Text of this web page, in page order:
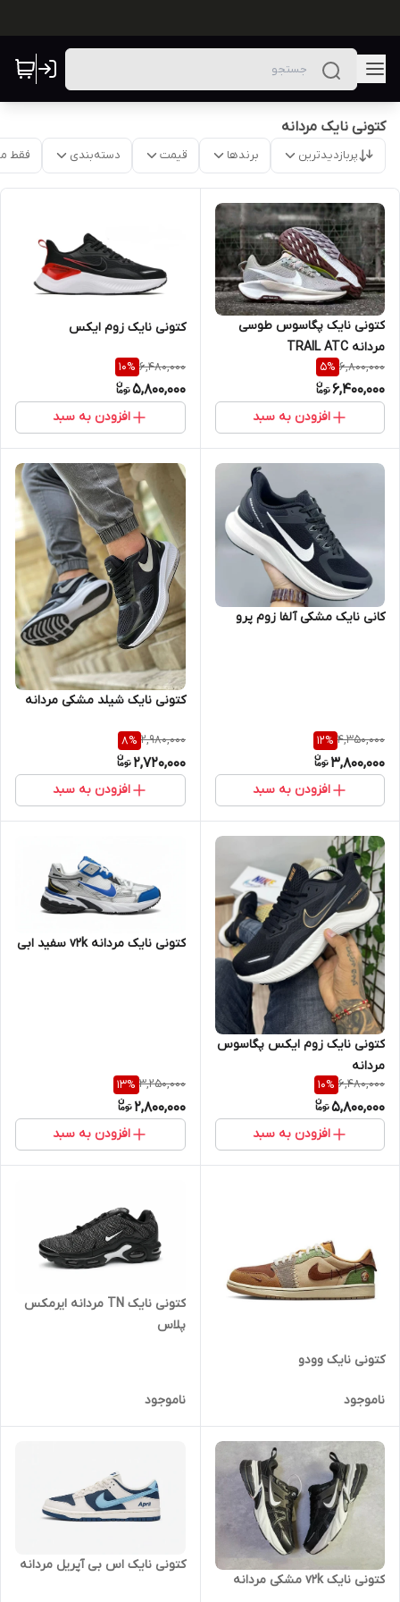
کتونی نایک مردانه
پربازدیدترین برندها قیمت دسته‌بندی فقط
کتونی نایک پگاسوس طوسی
مردانه TRAIL ATC
6,800,000
5%
6,400,000
افزودن به سبد
کتونی نایک زوم ایکس
6,480,000
10%
5,800,000
افزودن به سبد
کانی نایک مشکی آلفا زوم پرو
4,350,000
12%
3,800,000
افزودن به سبد
کتونی نایک شیلد مشکی مردانه
2,980,000
8%
2,720,000
افزودن به سبد
کتونی نایک زوم ایکس پگاسوس
مردانه
6,480,000
10%
5,800,000
افزودن به سبد
کتونی نایک مردانه v2k سفید ابی
3,250,000
13%
2,800,000
افزودن به سبد
کتونی نایک وودو
ناموجود
کتونی نایک TN مردانه ایرمکس
پلاس
ناموجود
کتونی نایک v2k مشکی مردانه
کتونی نایک اس بی آپریل مردانه